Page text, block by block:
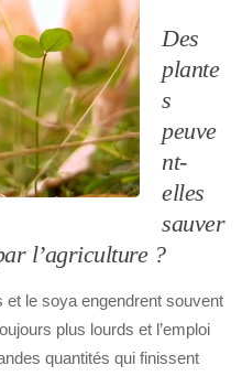
Des
plante
s
peuve
nt-
elles
sauver
l’agriculture ?
le soya engendrent souvent
plus lourds et l’emploi
quantités qui finissent